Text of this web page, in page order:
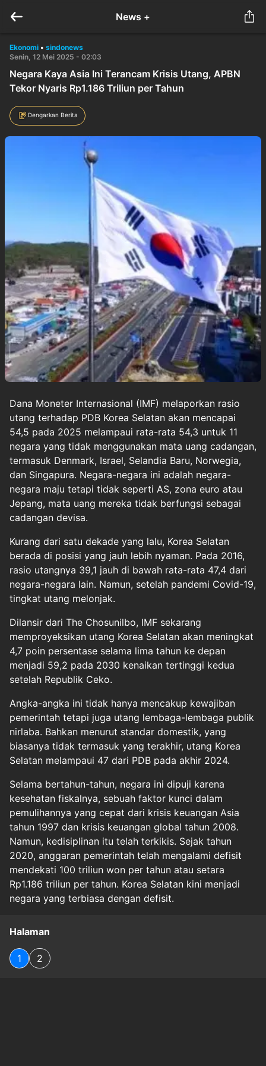
News +
Ekonomi • sindonews
Senin, 12 Mei 2025 - 02:03
Negara Kaya Asia Ini Terancam Krisis Utang, APBN
Tekor Nyaris Rp1.186 Triliun per Tahun
Dengarkan Berita
Dana Moneter Internasional (IMF) melaporkan rasio
utang terhadap PDB Korea Selatan akan mencapai
54,5 pada 2025 melampaui rata-rata 54,3 untuk 11
negara yang tidak menggunakan mata uang cadangan,
termasuk Denmark, Israel, Selandia Baru, Norwegia,
dan Singapura. Negara-negara ini adalah negara-
negara maju tetapi tidak seperti AS, zona euro atau
Jepang, mata uang mereka tidak berfungsi sebagai
cadangan devisa.
Kurang dari satu dekade yang lalu, Korea Selatan
berada di posisi yang jauh lebih nyaman. Pada 2016,
rasio utangnya 39,1 jauh di bawah rata-rata 47,4 dari
negara-negara lain. Namun, setelah pandemi Covid-19,
tingkat utang melonjak.
Dilansir dari The Chosunilbo, IMF sekarang
memproyeksikan utang Korea Selatan akan meningkat
4,7 poin persentase selama lima tahun ke depan
menjadi 59,2 pada 2030 kenaikan tertinggi kedua
setelah Republik Ceko.
Angka-angka ini tidak hanya mencakup kewajiban
pemerintah tetapi juga utang lembaga-lembaga publik
nirlaba. Bahkan menurut standar domestik, yang
biasanya tidak termasuk yang terakhir, utang Korea
Selatan melampaui 47 dari PDB pada akhir 2024.
Selama bertahun-tahun, negara ini dipuji karena
kesehatan fiskalnya, sebuah faktor kunci dalam
pemulihannya yang cepat dari krisis keuangan Asia
tahun 1997 dan krisis keuangan global tahun 2008.
Namun, kedisiplinan itu telah terkikis. Sejak tahun
2020, anggaran pemerintah telah mengalami defisit
mendekati 100 triliun won per tahun atau setara
Rp1.186 triliun per tahun. Korea Selatan kini menjadi
negara yang terbiasa dengan defisit.
Halaman
1 2